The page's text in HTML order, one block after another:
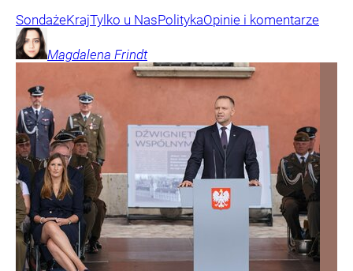
SondażeKrajTylko u NasPolitykaOpinie i komentarze
Magdalena Frindt